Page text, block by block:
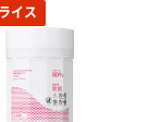
イス